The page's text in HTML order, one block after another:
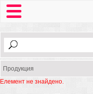
Продукция
Елемент не знайдено.